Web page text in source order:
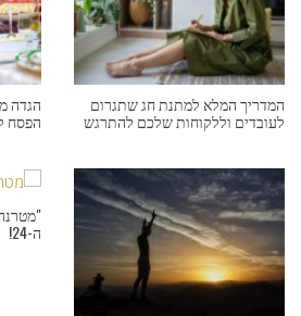
המדריך המלא למתנת חג שתגרום
לעובדים וללקוחות שלכם להתרגש
הגדה
הפסח
ה-24!